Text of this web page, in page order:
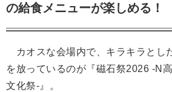
の給食メニューが楽しめる！
カオスな会場内で、キラキラとし
を放っているのが『磁石祭2026 -N
文化祭-』。